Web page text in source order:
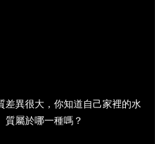
差異很大，你知道自己家裡的水
質屬於哪一種嗎？